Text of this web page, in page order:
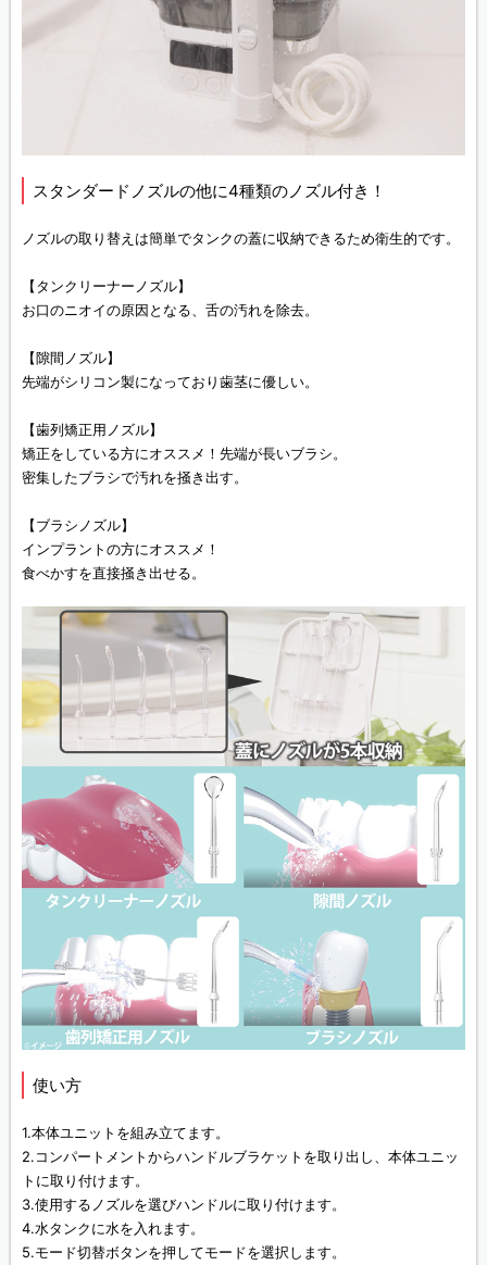
スタンダードノズルの他に4種類のノズル付き！
ノズルの取り替えは簡単でタンクの蓋に収納できるため衛生的です。
【タンクリーナーノズル】
お口のニオイの原因となる、舌の汚れを除去。
【隙間ノズル】
先端がシリコン製になっており歯茎に優しい。
【歯列矯正用ノズル】
矯正をしている方にオススメ！先端が長いブラシ。
密集したブラシで汚れを掻き出す。
【ブラシノズル】
インプラントの方にオススメ！
食べかすを直接掻き出せる。
使い方
1.本体ユニットを組み立てます。
2.コンパートメントからハンドルブラケットを取り出し、本体ユニッ
トに取り付けます。
3.使用するノズルを選びハンドルに取り付けます。
4.水タンクに水を入れます。
5.モード切替ボタンを押してモードを選択します。